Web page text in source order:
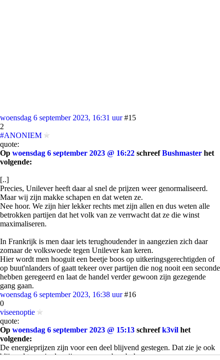
woensdag 6 september 2023, 16:31 uur #15
2
#ANONIEM
quote:
Op woensdag 6 september 2023 @ 16:22 schreefBushmaster het
volgende:
[..]
Precies, Unilever heeft daar al snel de prijzen weer genormaliseerd.
Maar wij zijn makke schapen en dat weten ze.
Nee hoor. We zijn hier lekker rechts met zijn allen en dus weten alle
betrokken partijen dat het volk van ze verrwacht dat ze die winst
maximaliseren.
In Frankrijk is men daar iets terughoudender in aangezien zich daar
zomaar de volkswoede tegen Unilever kan keren.
Hier wordt men hooguit een beetje boos op uitkeringsgerechtigden of
op buut'nlanders of gaatt tekeer over partijen die nog nooit een seconde
hebben geregeerd en laat de handel verder gewoon zijn gezegende
gang gaan.
woensdag 6 september 2023, 16:38 uur #16
0
viseenoptie
quote:
Op woensdag 6 september 2023 @ 15:13 schreefk3vil het
volgende:
De energieprijzen zijn voor een deel blijvend gestegen. Dat zie je ook
blijvend terug in de prijzen van o.a. boodschappen.